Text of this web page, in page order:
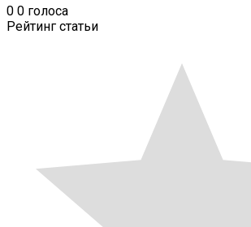
0 0 голоса
Рейтинг статьи